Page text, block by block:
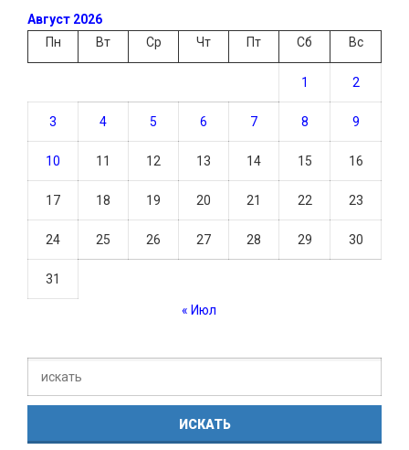
Август 2026
Пн
Вт Ср Чт Пт Сб Вс
1 2
3 4 5 6 7 8 9
10 11 12 13 14 15 16
17 18 19 20 21 22 23
24 25 26 27 28 29 30
31
« Июл